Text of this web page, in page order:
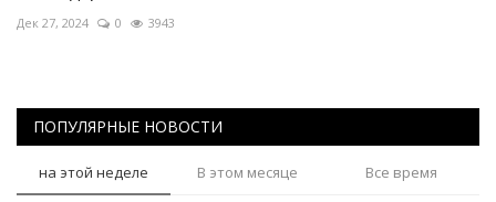
Дек 27, 2024 0 3943
ПОПУЛЯРНЫЕ НОВОСТИ
на этой неделе В этом месяце Все время